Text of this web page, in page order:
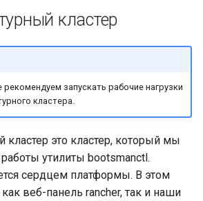
кластер
запускать рабочие нагрузки
кластера.
кластер это кластер, который мы
утилиты bootsmanctl.
сердцем платформы. В этом
как веб-панель rancher, так и наши